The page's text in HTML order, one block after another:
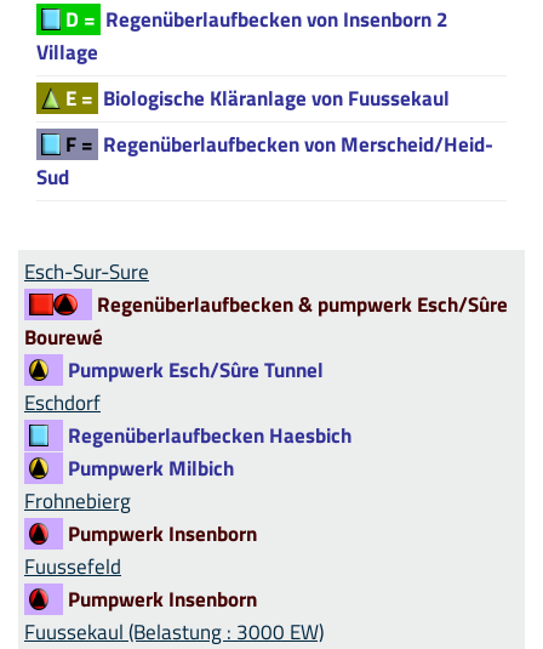
D = Regenüberlaufbecken von Insenborn 2
Village
E = Biologische Kläranlage von Fuussekaul
F = Regenüberlaufbecken von Merscheid/Heid-
Sud
Esch-Sur-Sure
Regenüberlaufbecken & pumpwerk Esch/Sûre
Bourewé
Pumpwerk Esch/Sûre Tunnel
Eschdorf
Regenüberlaufbecken Haesbich
Pumpwerk Milbich
Frohnebierg
Pumpwerk Insenborn
Fuussefeld
Pumpwerk Insenborn
Fuussekaul (Belastung : 3000 EW)